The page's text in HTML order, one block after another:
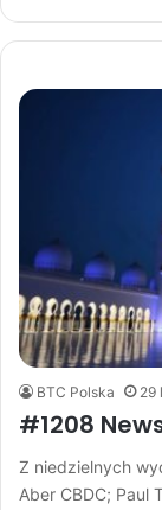
BTC Polska 29
#1208
Z niedzielnych
Aber CBDC; Paul